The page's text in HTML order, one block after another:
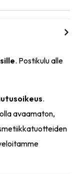
. Postikulu alle
.
avaamaton,